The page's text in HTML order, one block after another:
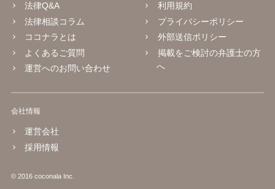
法律Q&A
法律相談コラム
ココナラとは
よくあるご質問
運営へのお問い合わせ
利用規約
プライバシーポリシー
外部送信ポリシー
掲載をご検討の弁護士の方
へ
会社情報
運営会社
採用情報
© 2016 coconala Inc.